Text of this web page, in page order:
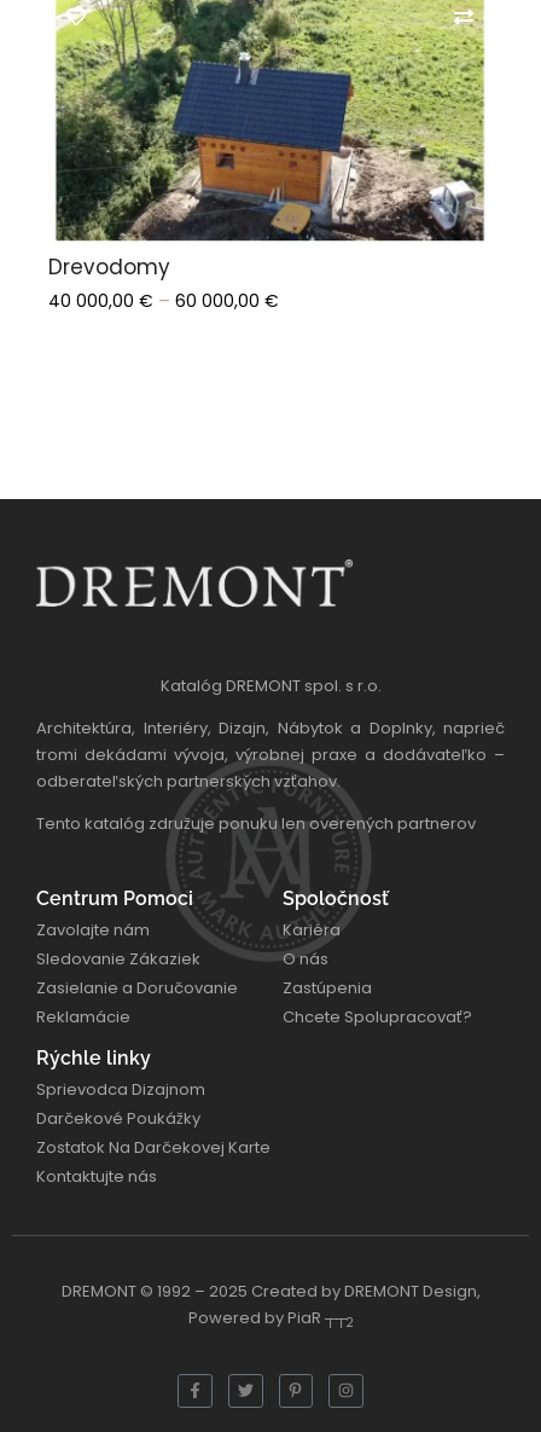
Drevodomy
40 000,00 € – 60 000,00 €
Katalóg DREMONT spol. s r.o.
Architektúra, Interiéry, Dizajn, Nábytok a Doplnky, naprieč
tromi dekádami vývoja, výrobnej praxe a dodávateľko –
odberateľských partnerských vzťahov.
Tento katalóg združuje ponuku len overených partnerov
Centrum Pomoci
Zavolajte nám
Sledovanie Zákaziek
Zasielanie a Doručovanie
Reklamácie
Spoločnosť
Kariéra
O nás
Zastúpenia
Chcete Spolupracovať?
Rýchle linky
Sprievodca Dizajnom
Darčekové Poukážky
Zostatok Na Darčekovej Karte
Kontaktujte nás
DREMONT © 1992 – 2025 Created by DREMONT Design,
Powered by PiaR ┬┬2